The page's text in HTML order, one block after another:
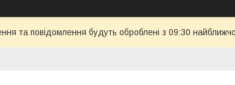
та повідомлення будуть оброблені з 09:30